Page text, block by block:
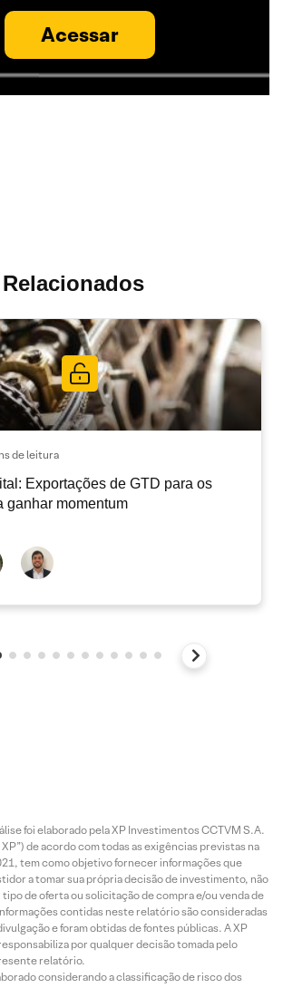
Acessar
de leitura
Exportações de GTD para os
ganhar momentum
foi elaborado pela XP Investimentos CCTVM S.A.
de acordo com todas as exigências previstas na
tem como objetivo fornecer informações que
a tomar sua própria decisão de investimento, não
de oferta ou solicitação de compra e/ou venda de
contidas neste relatório são consideradas
e foram obtidas de fontes públicas. A XP
por qualquer decisão tomada pelo
relatório.
considerando a classificação de risco dos